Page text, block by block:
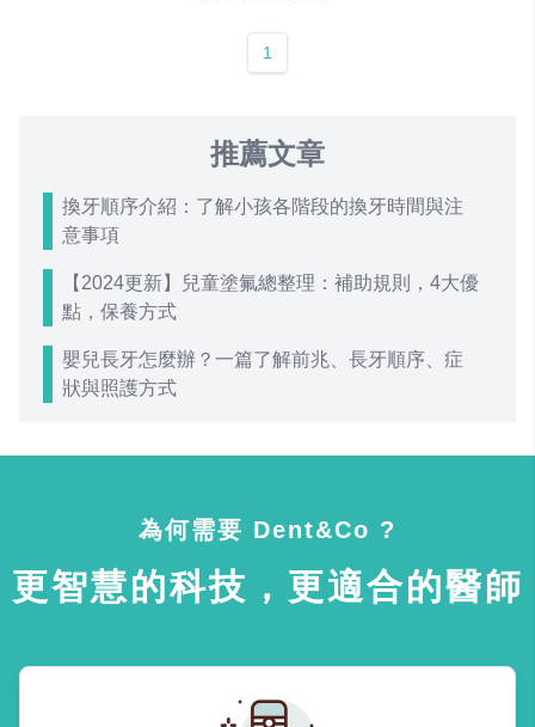
1
推薦文章
換牙順序介紹：了解小孩各階段的換牙時間與注
意事項
【2024更新】兒童塗氟總整理：補助規則，4大優
點，保養方式
嬰兒長牙怎麼辦？一篇了解前兆、長牙順序、症
狀與照護方式
為何需要 Dent&Co ?
更智慧的科技，更適合的醫師